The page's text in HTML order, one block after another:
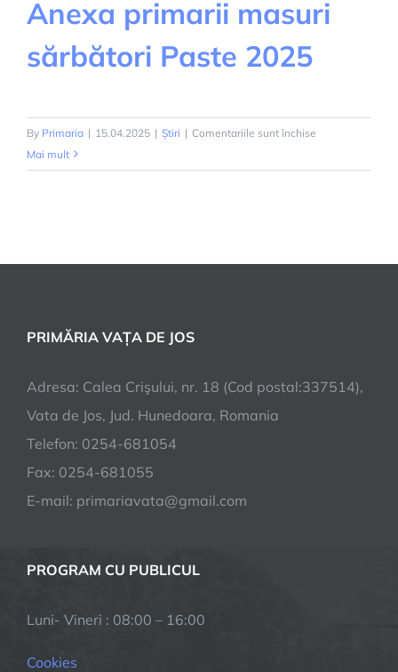
Anexa primarii masuri
sărbători Paste 2025
By Primaria | 15.04.2025 | Știri | Comentariile sunt închise
primarii
Mai mult
PRIMĂRIA VAȚA DE JOS
Adresa: Calea Crişului, nr. 18 (Cod postal:337514),
Vata de Jos, Jud. Hunedoara, Romania
Telefon: 0254-681054
Fax: 0254-681055
E-mail: primariavata@gmail.com
PROGRAM CU PUBLICUL
Luni- Vineri : 08:00 – 16:00
Cookies